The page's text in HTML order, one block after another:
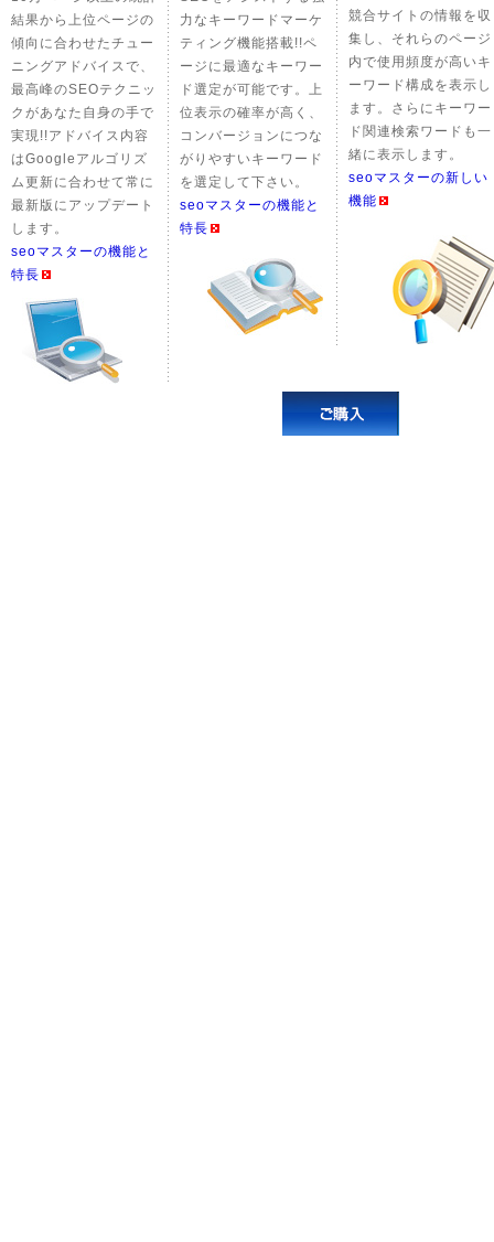
結果から上位ページの
傾向に合わせたチュー
ニングアドバイスで、
最高峰のSEOテクニッ
クがあなた自身の手で
実現!!アドバイス内容
はGoogleアルゴリズ
ム更新に合わせて常に
最新版にアップデート
します。
seoマスターの機能と
特長
力なキーワードマーケ
ティング機能搭載!!ペ
ージに最適なキーワー
ド選定が可能です。上
位表示の確率が高く、
コンバージョンにつな
がりやすいキーワード
を選定して下さい。
seoマスターの機能と
特長
競合サイトの情報を収
集し、それらのページ
内で使用頻度が高いキ
ーワード構成を表示し
ます。さらにキーワー
ド関連検索ワードも一
緒に表示します。
seoマスターの新しい
機能